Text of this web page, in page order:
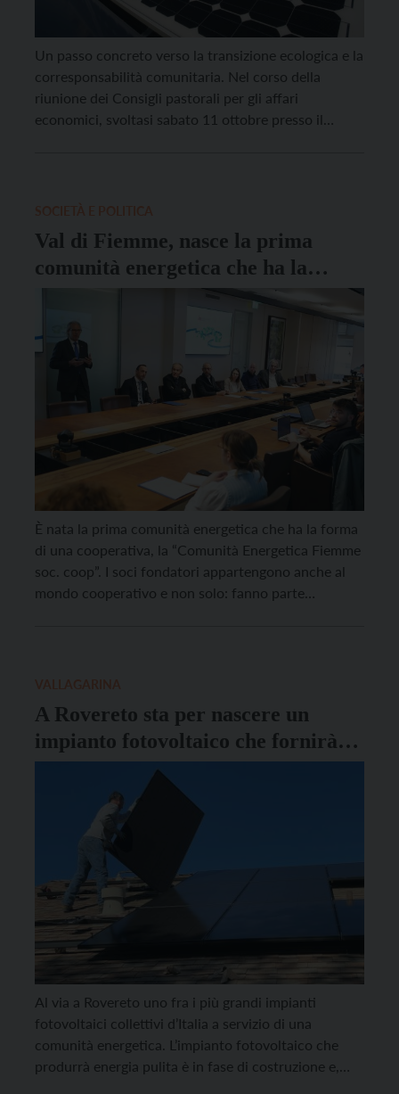
Un passo concreto verso la transizione ecologica e la
corresponsabilità comunitaria. Nel corso della
riunione dei Consigli pastorali per gli affari
economici, svoltasi sabato 11 ottobre presso il
Val di Fiemme, nasce la prima
comunità energetica che ha la
forma di una cooperativa
È nata la prima comunità energetica che ha la forma
di una cooperativa, la “Comunità Energetica Fiemme
soc. coop”. I soci fondatori appartengono anche al
mondo cooperativo e non solo: fanno parte
A Rovereto sta per nascere un
impianto fotovoltaico che fornirà
energia a 400 famiglie
Al via a Rovereto uno fra i più grandi impianti
fotovoltaici collettivi d’Italia a servizio di una
comunità energetica. L’impianto fotovoltaico che
produrrà energia pulita è in fase di costruzione e,